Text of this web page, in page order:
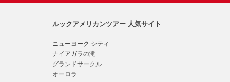
ルックアメリカンツアー 人気サイト
ニューヨーク シティ
ナイアガラの滝
グランドサークル
オーロラ